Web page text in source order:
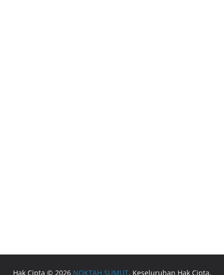
Hak Cipta © 2026 NOKTAH SUMUT. Keseluruhan Hak Cipta.